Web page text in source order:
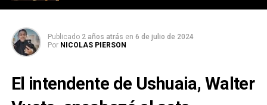
Publicado 2 años atrás en 6 de julio de 2024
Por NICOLAS PIERSON
El intendente de Ushuaia, Walter